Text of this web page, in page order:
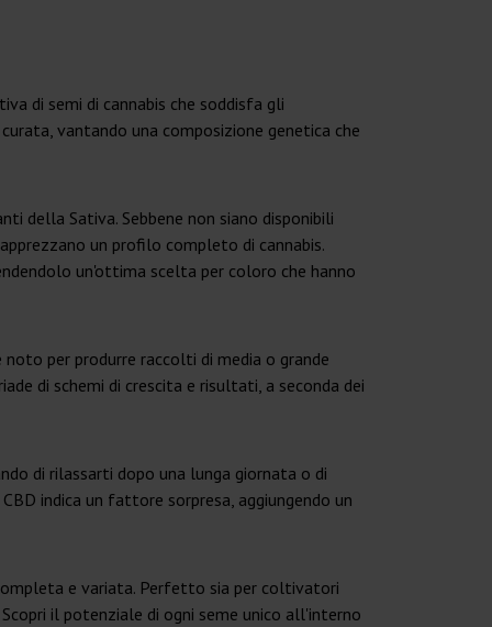
di semi di cannabis che soddisfa gli
vantando una composizione genetica che
della Sativa. Sebbene non siano disponibili
un profilo completo di cannabis.
un'ottima scelta per coloro che hanno
per produrre raccolti di media o grande
di schemi di crescita e risultati, a seconda dei
di rilassarti dopo una lunga giornata o di
indica un fattore sorpresa, aggiungendo un
e variata. Perfetto sia per coltivatori
il potenziale di ogni seme unico all'interno